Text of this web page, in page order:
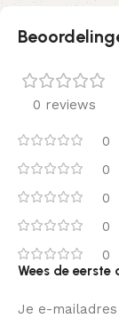
0 reviews
0
0
0
0
0
Wees de eerste
Je e-